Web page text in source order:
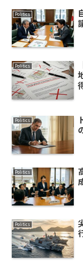
Politics
Politics
Politics
Politics
Politics